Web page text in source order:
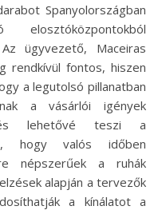
Spanyolországban
ügyvezető, Maceiras
rendkívül fontos, hiszen
a legutolsó pillanatban
a vásárlói igények
lehetővé teszi a
hogy valós időben
népszerűek a ruhák
alapján a tervezők
a kínálatot a